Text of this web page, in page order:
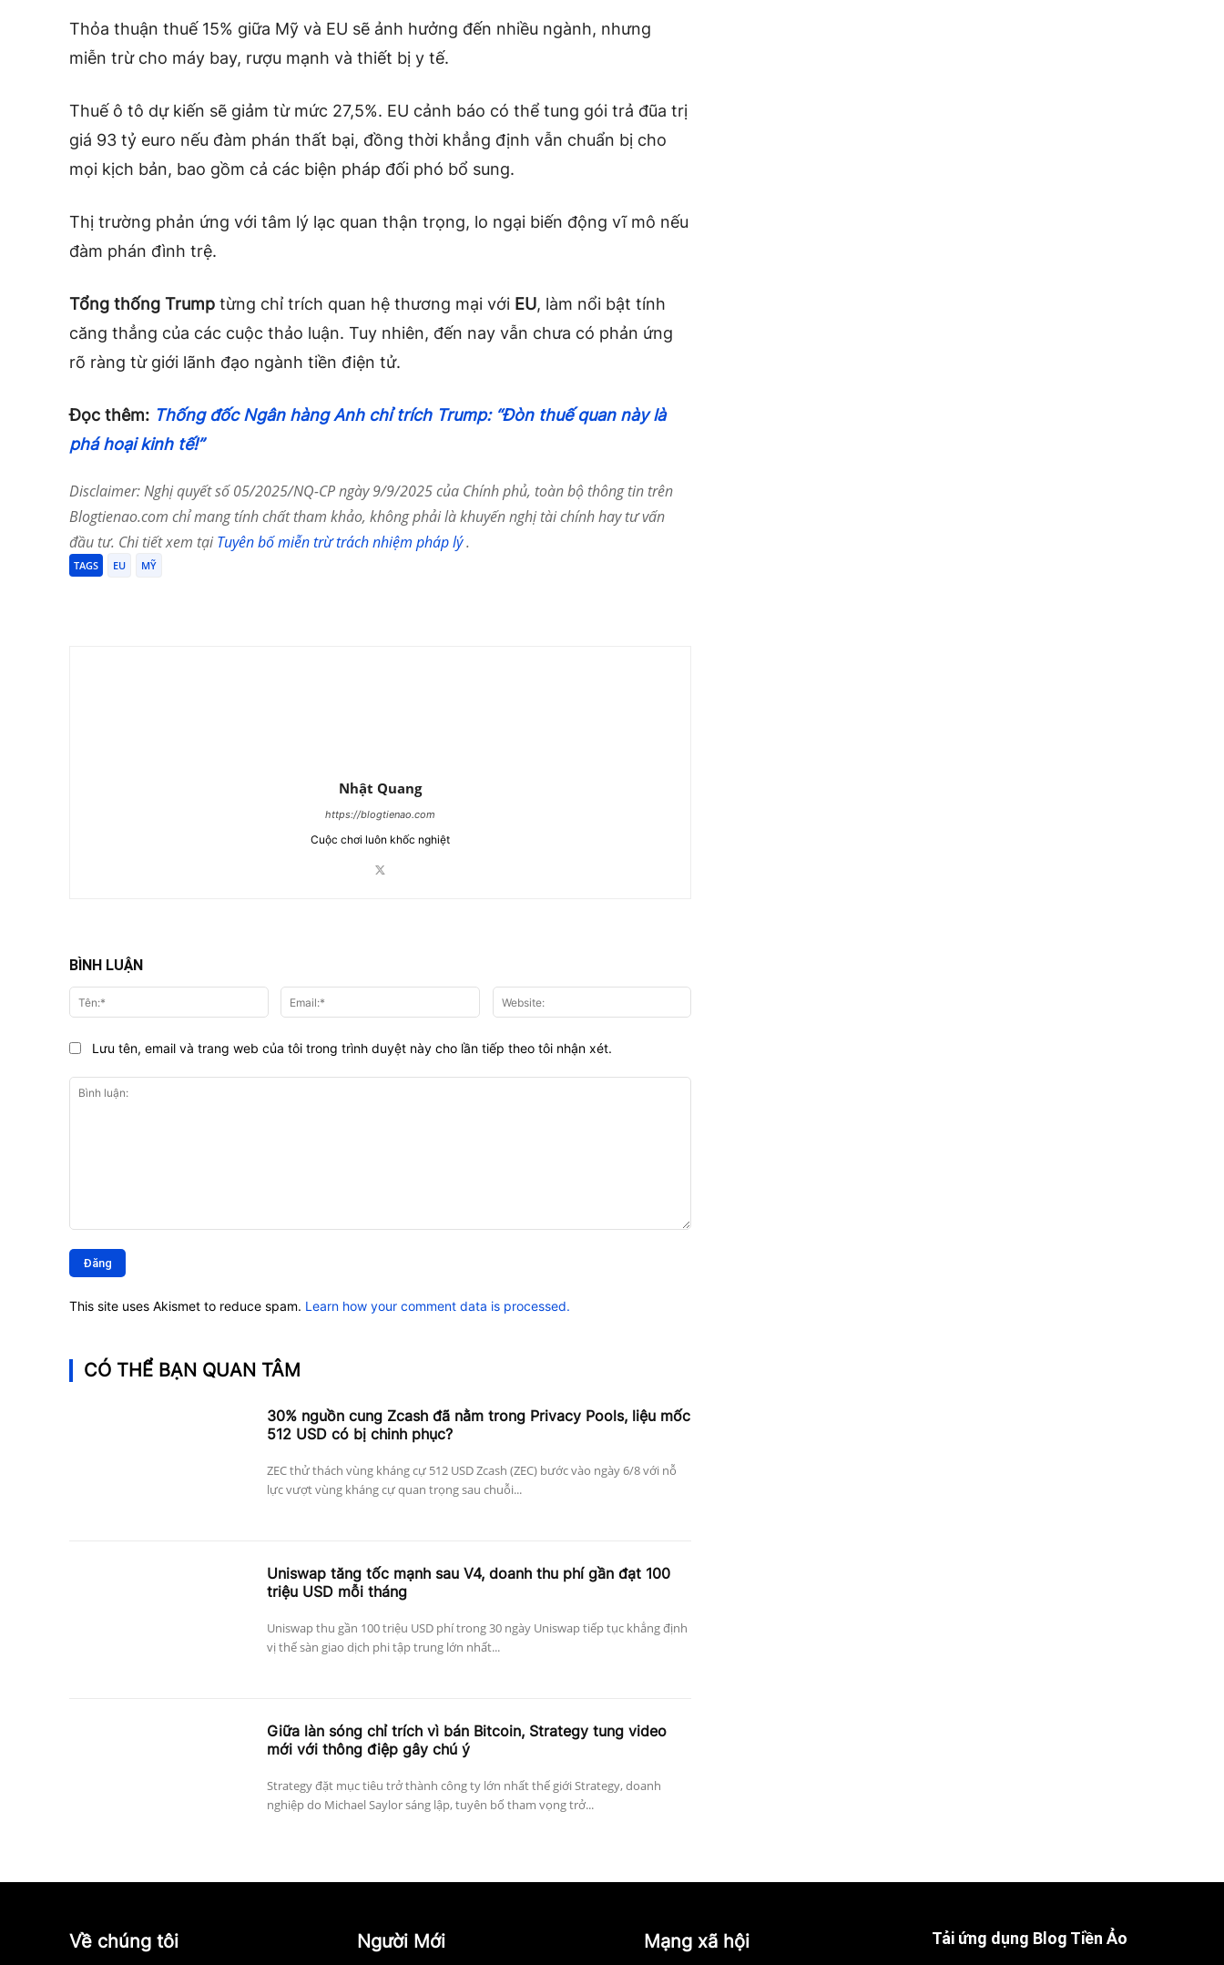
Thỏa thuận thuế 15% giữa Mỹ và EU sẽ ảnh hưởng đến nhiều ngành, nhưng
miễn trừ cho máy bay, rượu mạnh và thiết bị y tế.
Thuế ô tô dự kiến sẽ giảm từ mức 27,5%. EU cảnh báo có thể tung gói trả đũa trị
giá 93 tỷ euro nếu đàm phán thất bại, đồng thời khẳng định vẫn chuẩn bị cho
mọi kịch bản, bao gồm cả các biện pháp đối phó bổ sung.
Thị trường phản ứng với tâm lý lạc quan thận trọng, lo ngại biến động vĩ mô nếu
đàm phán đình trệ.
Tổng thống Trump từng chỉ trích quan hệ thương mại với EU, làm nổi bật tính
căng thẳng của các cuộc thảo luận. Tuy nhiên, đến nay vẫn chưa có phản ứng
rõ ràng từ giới lãnh đạo ngành tiền điện tử.
Đọc thêm: Thống đốc Ngân hàng Anh chỉ trích Trump: “Đòn thuế quan này là
phá hoại kinh tế!”
Disclaimer: Nghị quyết số 05/2025/NQ-CP ngày 9/9/2025 của Chính phủ, toàn bộ thông tin trên
Blogtienao.com chỉ mang tính chất tham khảo, không phải là khuyến nghị tài chính hay tư vấn
đầu tư. Chi tiết xem tạiTuyên bố miễn trừ trách nhiệm pháp lý.
TAGS EU MỸ
Nhật Quang
https://blogtienao.com
Cuộc chơi luôn khốc nghiệt
BÌNH LUẬN
luận:
Tên:* Email:*
Lưu tên, email và trang web của tôi trong trình duyệt này cho lần tiếp theo tôi nhận xét.
This site uses Akismet to reduce spam. Learn how your comment data is processed.
CÓ THỂ BẠN QUAN TÂM
30% nguồn cung Zcash đã nằm trong Privacy Pools, liệu mốc
512 USD có bị chinh phục?
ZEC thử thách vùng kháng cự 512 USD Zcash (ZEC) bước vào ngày 6/8 với nỗ
lực vượt vùng kháng cự quan trọng sau chuỗi...
Uniswap tăng tốc mạnh sau V4, doanh thu phí gần đạt 100
triệu USD mỗi tháng
Uniswap thu gần 100 triệu USD phí trong 30 ngày Uniswap tiếp tục khẳng định
vị thế sàn giao dịch phi tập trung lớn nhất...
Giữa làn sóng chỉ trích vì bán Bitcoin, Strategy tung video
mới với thông điệp gây chú ý
Strategy đặt mục tiêu trở thành công ty lớn nhất thế giới Strategy, doanh
nghiệp do Michael Saylor sáng lập, tuyên bố tham vọng trở...
Về chúng tôi Người Mới Mạng xã hội Tải ứng dụng Blog Tiền Ảo